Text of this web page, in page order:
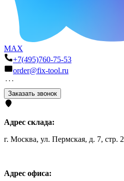
MAX
+7(495)760-75-53
order@fix-tool.ru
Заказать звонок
Адрес склада:
г. Москва, ул. Пермская, д. 7, стр. 2
Адрес офиса: